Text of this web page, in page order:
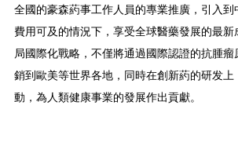
全國的豪森葯事工作人員的專業推廣，引入
費用可及的情況下，享受全球醫藥發展的最
局國際化戰略，不僅將通過國際認證的抗腫
銷到歐美等世界各地，同時在創新葯的研发
動，為人類健康事業的發展作出貢獻。